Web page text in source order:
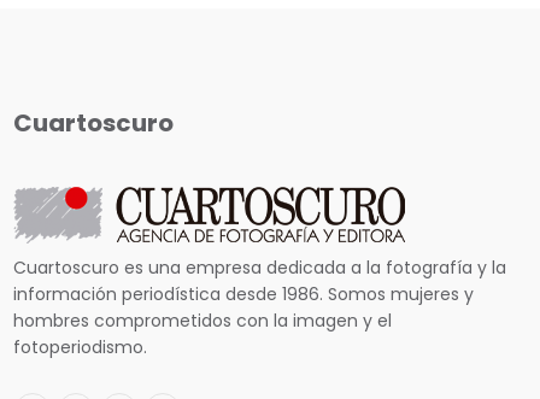
Cuartoscuro
Cuartoscuro es una empresa dedicada a la fotografía y la
información periodística desde 1986. Somos mujeres y
hombres comprometidos con la imagen y el
fotoperiodismo.